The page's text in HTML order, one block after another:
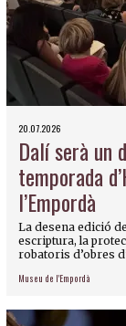
20.07.2026
Dalí serà un
temporada
l’Empordà
La desena edició
escriptura, la
robatoris d’obres
Museu de l'Empordà